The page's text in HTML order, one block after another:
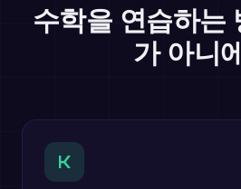
수학을 연습하는
가 아니
K